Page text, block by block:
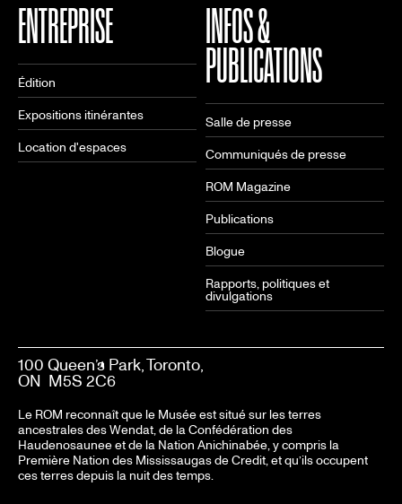
ENTREPRISE
Édition
Expositions itinérantes
Location d'espaces
INFOS &
PUBLICATIONS
Salle de presse
Communiqués de presse
ROM Magazine
Publications
Blogue
Rapports, politiques et
divulgations
100 Queen’s Park, Toronto,
ON M5S 2C6
Le ROM reconnaît que le Musée est situé sur les terres
ancestrales des Wendat, de la Confédération des
Haudenosaunee et de la Nation Anichinabée, y compris la
Première Nation des Mississaugas de Credit, et qu’ils occupent
ces terres depuis la nuit des temps.